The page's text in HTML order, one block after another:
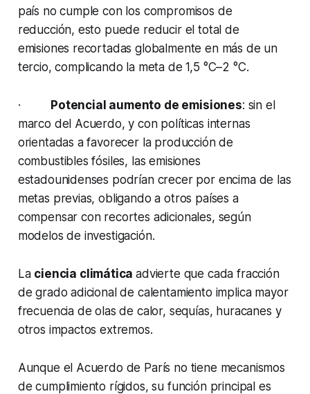
país no cumple con los compromisos de
reducción, esto puede reducir el total de
emisiones recortadas globalmente en más de un
tercio, complicando la meta de 1,5 °C–2 °C.
· Potencial aumento de emisiones: sin el
marco del Acuerdo, y con políticas internas
orientadas a favorecer la producción de
combustibles fósiles, las emisiones
estadounidenses podrían crecer por encima de las
metas previas, obligando a otros países a
compensar con recortes adicionales, según
modelos de investigación.
La ciencia climáticaadvierte que cada fracción
de grado adicional de calentamiento implica mayor
frecuencia de olas de calor, sequías, huracanes y
otros impactos extremos.
Aunque el Acuerdo de París no tiene mecanismos
de cumplimiento rígidos, su función principal es